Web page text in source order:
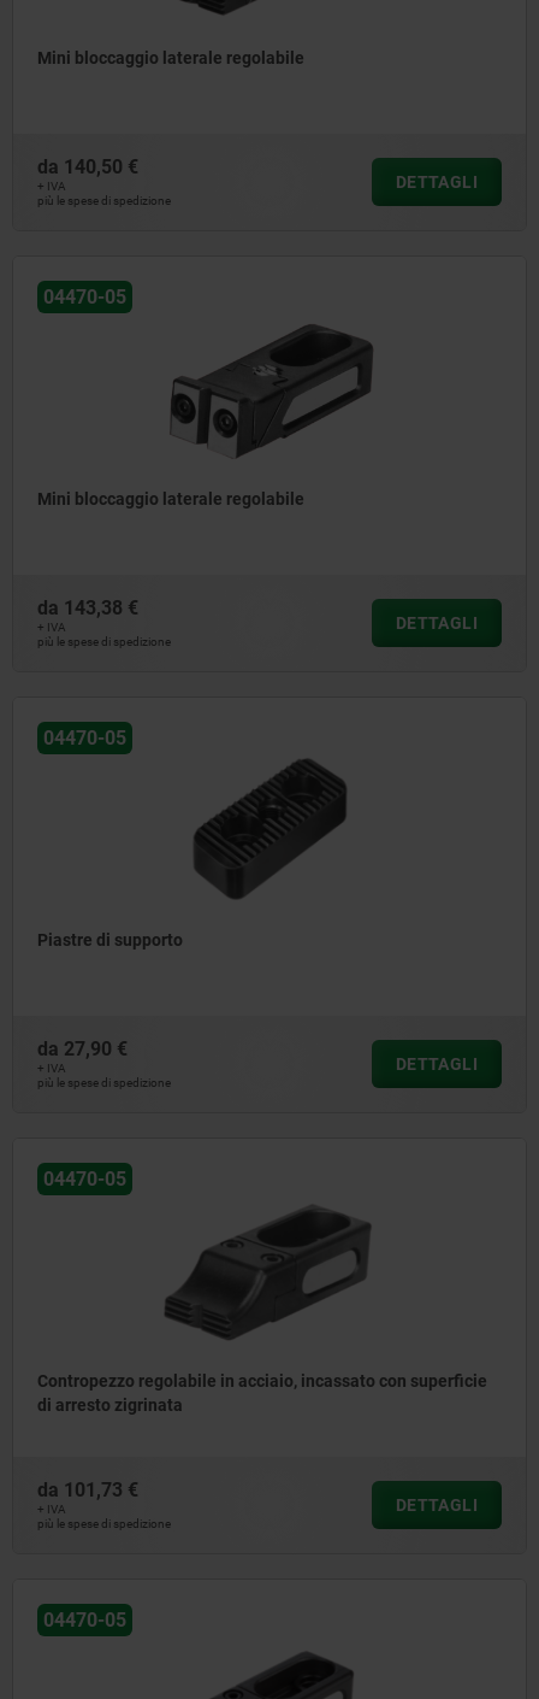
Mini bloccaggio laterale regolabile
da 140,50 €
+ IVA
più le spese di spedizione
DETTAGLI
04470-05
Mini bloccaggio laterale regolabile
da 143,38 €
+ IVA
più le spese di spedizione
DETTAGLI
04470-05
Piastre di supporto
da 27,90 €
+ IVA
più le spese di spedizione
DETTAGLI
04470-05
Contropezzo regolabile in acciaio, incassato con superficie
di arresto zigrinata
da 101,73 €
+ IVA
più le spese di spedizione
DETTAGLI
04470-05